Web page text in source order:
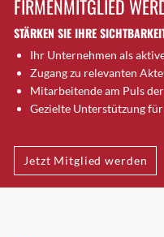
Brugg AG
Brütten
Bubendorf
Bubikon
Buchs (SG)
Bäretswil
Bülach
Cazis
FIRMENMITGLIED
STÄRKEN SIE IHRE
Ihr Unternehmen als
Zugang zu relevanten
Mitarbeitende am Puls
Gezielte Unterstützung
Jetzt Mitglied werden